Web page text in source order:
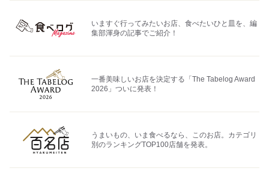
いますぐ行ってみたいお店、食べたいひと皿を、編
集部渾身の記事でご紹介！
一番美味しいお店を決定する「The Tabelog Award
2026」ついに発表！
うまいもの、いま食べるなら、このお店。カテゴリ
別のランキングTOP100店舗を発表。